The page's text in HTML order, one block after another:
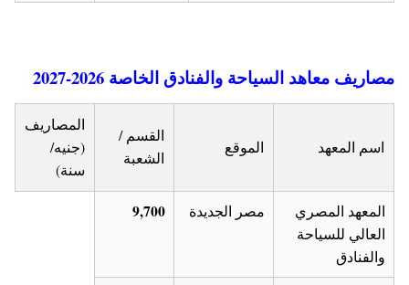
مصاريف معاهد السياحة والفنادق الخاصة 2026-2027
اسم المعهد الموقع
القسم /
الشعبة
المصاريف
(جنيه/
سنة)
المعهد المصري
العالي للسياحة
والفنادق
مصر الجديدة 9,700